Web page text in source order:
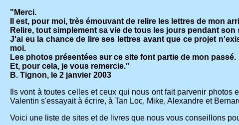
"Merci.
Il est, pour moi, très émouvant de relire les lettres de mon
Relire, tout simplement sa vie de tous les jours pendant son
J'ai eu la chance de lire ses lettres avant que ce projet
moi.
Les photos présentées sur ce site font partie de mon passé.
Et, pour cela, je vous remercie."
B. Tignon, le 2 janvier 2003
Ils vont à toutes celles et ceux qui nous ont fait parvenir
Valentin s'essayait à écrire, à Tan Loc, Mike, Alexandre et
Voici une liste de sites et de livres que nous vous conseillons